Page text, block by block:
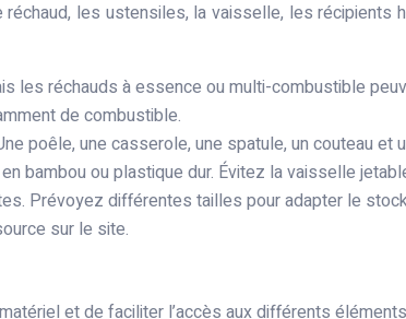
les ustensiles, la vaisselle, les récipients
les réchauds à essence ou multi-combustible
de combustible.
poêle, une casserole, une spatule, un couteau et
bambou ou plastique dur. Évitez la vaisselle
Prévoyez différentes tailles pour adapter le
sur le site.
et de faciliter l’accès aux différents